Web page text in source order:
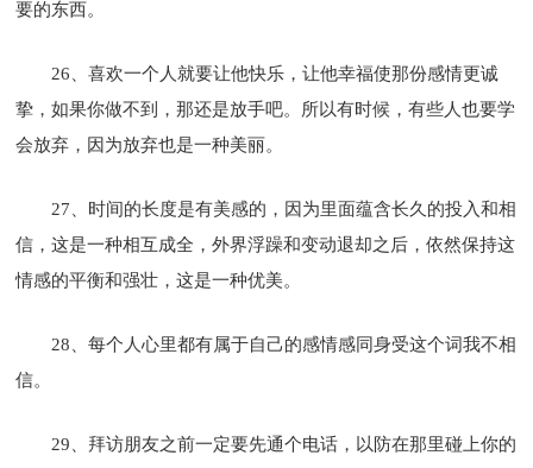
要的东西。
26、喜欢一个人就要让他快乐，让他幸福使那份感情更诚
挚，如果你做不到，那还是放手吧。所以有时候，有些人也要学
会放弃，因为放弃也是一种美丽。
27、时间的长度是有美感的，因为里面蕴含长久的投入和相
信，这是一种相互成全，外界浮躁和变动退却之后，依然保持这
情感的平衡和强壮，这是一种优美。
28、每个人心里都有属于自己的感情感同身受这个词我不相
信。
29、拜访朋友之前一定要先通个电话，以防在那里碰上你的